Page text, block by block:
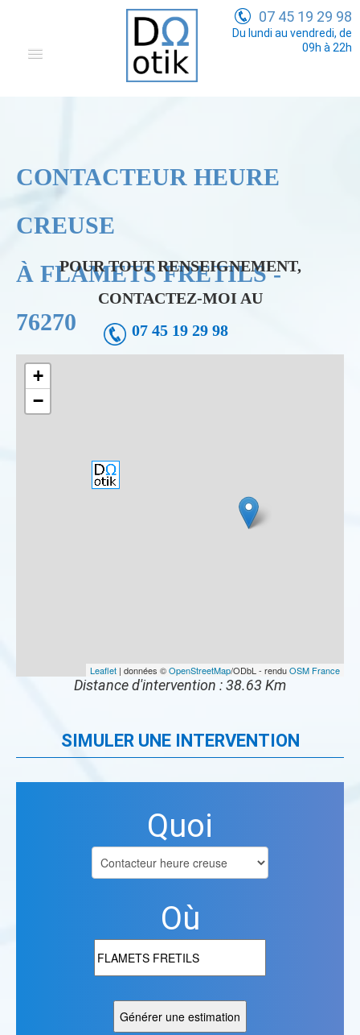
Tarifs
07 45 19 29 98
Du lundi au vendredi, de
09h à 22h
CONTACTEUR HEURE
CREUSE
À FLAMETS FRETILS -
76270
POUR TOUT RENSEIGNEMENT,
CONTACTEZ-MOI AU
07 45 19 29 98
+
−
Leaflet | données ©OpenStreetMap/ODbL - renduOSM France
Distance d'intervention : 38.63 Km
SIMULER UNE INTERVENTION
Quoi
Où